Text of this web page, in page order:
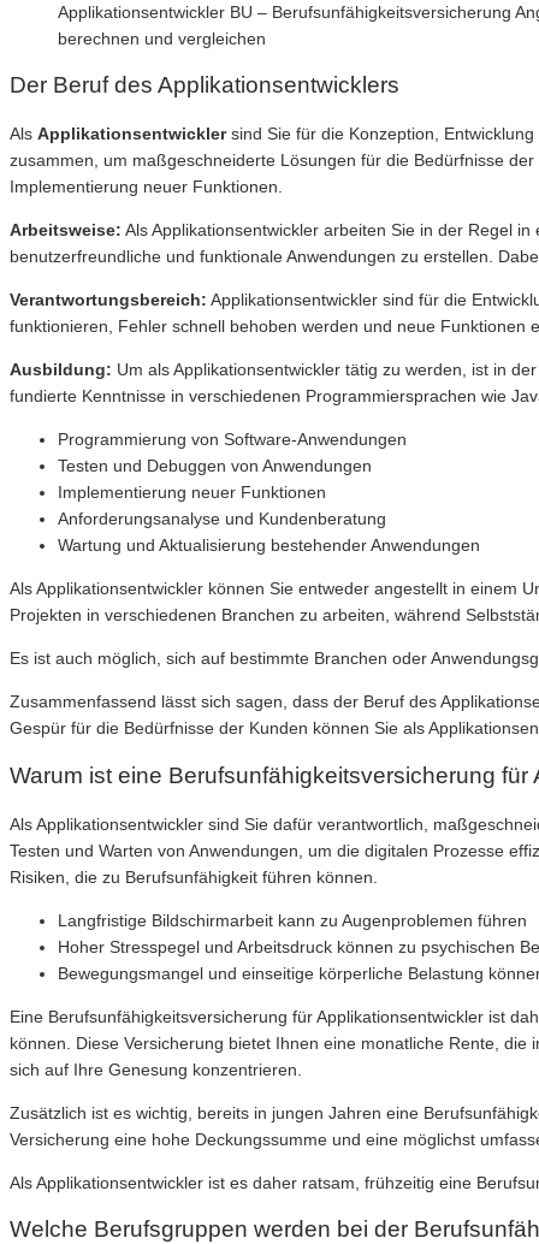
Applikationsentwickler BU – Berufsunfähigkeitsversicherung
berechnen und vergleichen
Der Beruf des Applikationsentwicklers
Als Applikationsentwicklersind Sie für die Konzeption,
zusammen, um maßgeschneiderte Lösungen für die Bedürfnisse
Implementierung neuer Funktionen.
Arbeitsweise: Als Applikationsentwickler arbeiten Sie in der Regel
benutzerfreundliche und funktionale Anwendungen zu erstellen.
Verantwortungsbereich: Applikationsentwickler sind für die
funktionieren, Fehler schnell behoben werden und neue Funktionen
Ausbildung: Um als Applikationsentwickler tätig zu werden, ist in
fundierte Kenntnisse in verschiedenen Programmiersprachen wie
Programmierung von Software-Anwendungen
Testen und Debuggen von Anwendungen
Implementierung neuer Funktionen
Anforderungsanalyse und Kundenberatung
Wartung und Aktualisierung bestehender Anwendungen
Als Applikationsentwickler können Sie entweder angestellt in einem
Projekten in verschiedenen Branchen zu arbeiten, während
Es ist auch möglich, sich auf bestimmte Branchen oder
Zusammenfassend lässt sich sagen, dass der Beruf des
Gespür für die Bedürfnisse der Kunden können Sie als
Warum ist eine Berufsunfähigkeitsversicherung
Als Applikationsentwickler sind Sie dafür verantwortlich,
Testen und Warten von Anwendungen, um die digitalen Prozesse
Risiken, die zu Berufsunfähigkeit führen können.
Langfristige Bildschirmarbeit kann zu Augenproblemen führen
Hoher Stresspegel und Arbeitsdruck können zu psychischen
Bewegungsmangel und einseitige körperliche Belastung
Eine Berufsunfähigkeitsversicherung für Applikationsentwickler ist
können. Diese Versicherung bietet Ihnen eine monatliche Rente,
sich auf Ihre Genesung konzentrieren.
Zusätzlich ist es wichtig, bereits in jungen Jahren eine
Versicherung eine hohe Deckungssumme und eine möglichst
Als Applikationsentwickler ist es daher ratsam, frühzeitig eine
Welche Berufsgruppen werden bei der